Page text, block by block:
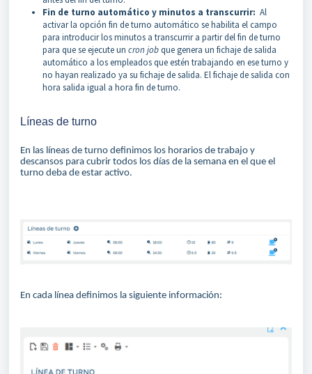
Fin de turno automático y minutos a transcurrir: Al
activar la opción fin de turno automático se habilita el campo
para introducir los minutos a transcurrir a partir del fin de turno
para que se ejecute un cron jobque genera un fichaje de salida
automático a los empleados que estén trabajando en ese turno y
no hayan realizado ya su fichaje de salida. El fichaje de salida con
hora salida igual a hora fin de turno.
Líneas de turno
En las líneas de turno definimos los horarios de trabajo y
descansos para cubrir todos los días de la semana en el que el
turno deba de estar activo.
En cada línea definimos la siguiente información: